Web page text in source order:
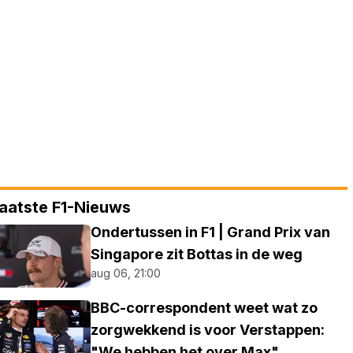
F1-Nieuws
Ondertussen in F1 | Grand Prix van
Singapore zit Bottas in de weg
aug 06, 21:00
BBC-correspondent weet wat zo
zorgwekkend is voor Verstappen: